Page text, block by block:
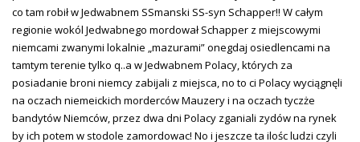
co tam robił w Jedwabnem SSmanski SS-syn Schapper!! W całym
regionie wokól Jedwabnego mordował Schapper z miejscowymi
niemcami zwanymi lokalnie „mazurami” onegdaj osiedlencami na
tamtym terenie tylko q..a w Jedwabnem Polacy, których za
posiadanie broni niemcy zabijali z miejsca, no to ci Polacy wyciągnęli
na oczach niemeickich morderców Mauzery i na oczach tyczże
bandytów Niemców, przez dwa dni Polacy zganiali zydów na rynek
by ich potem w stodole zamordowac! No i jeszcze ta ilośc ludzi czyli